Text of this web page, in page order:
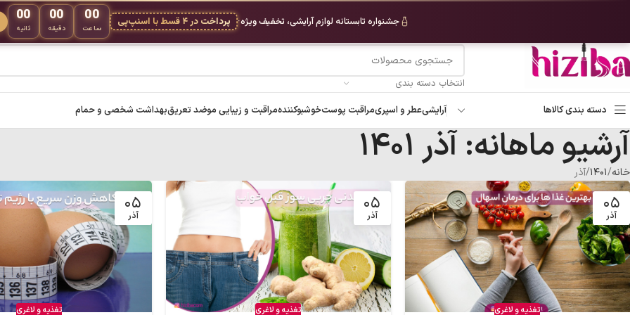
جشنواره تابستانه لوازم آرایشی، تخفیف ویژه· پرداخت در ۴ قسط با اسنپ‌پی 00
ساعت
00
دقیقه
00
ثانیه
انتخاب دسته بندی
دسته بندی کالاها آرایشیعطر و اسپریمراقبت پوستخوشبوکنندهمراقبت و زیبایی موضد تعریقبهداشت شخصی و حمام
آرشیو ماهانه: آذر ۱۴۰۱
خانه ۱۴۰۱ آذر
۰۵
آذر
تغذیه و لاغری
۰۵
آذر
تغذیه و لاغری
۰۵
آذر
تغذیه و لاغری